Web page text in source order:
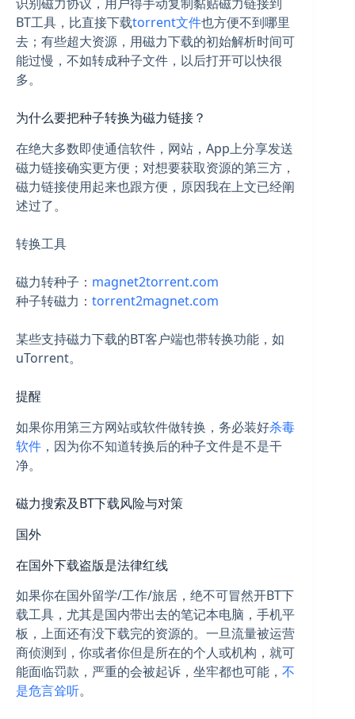
识别磁力协议，用户得手动复制黏贴磁力链接到
BT工具，比直接下载torrent文件也方便不到哪里
去；有些超大资源，用磁力下载的初始解析时间可
能过慢，不如转成种子文件，以后打开可以快很
多。
为什么要把种子转换为磁力链接？
在绝大多数即使通信软件，网站，App上分享发送
磁力链接确实更方便；对想要获取资源的第三方，
磁力链接使用起来也跟方便，原因我在上文已经阐
述过了。
转换工具
磁力转种子： magnet2torrent.com
种子转磁力： torrent2magnet.com
某些支持磁力下载的BT客户端也带转换功能，如
uTorrent。
提醒
如果你用第三方网站或软件做转换，务必装好杀毒
软件 ，因为你不知道转换后的种子文件是不是干
净。
磁力搜索及BT下载风险与对策
国外
在国外下载盗版是法律红线
如果你在国外留学/工作/旅居，绝不可冒然开BT下
载工具，尤其是国内带出去的笔记本电脑，手机平
板，上面还有没下载完的资源的。一旦流量被运营
商侦测到，你或者你但是所在的个人或机构，就可
能面临罚款，严重的会被起诉，坐牢都也可能， 不
是危言耸听。